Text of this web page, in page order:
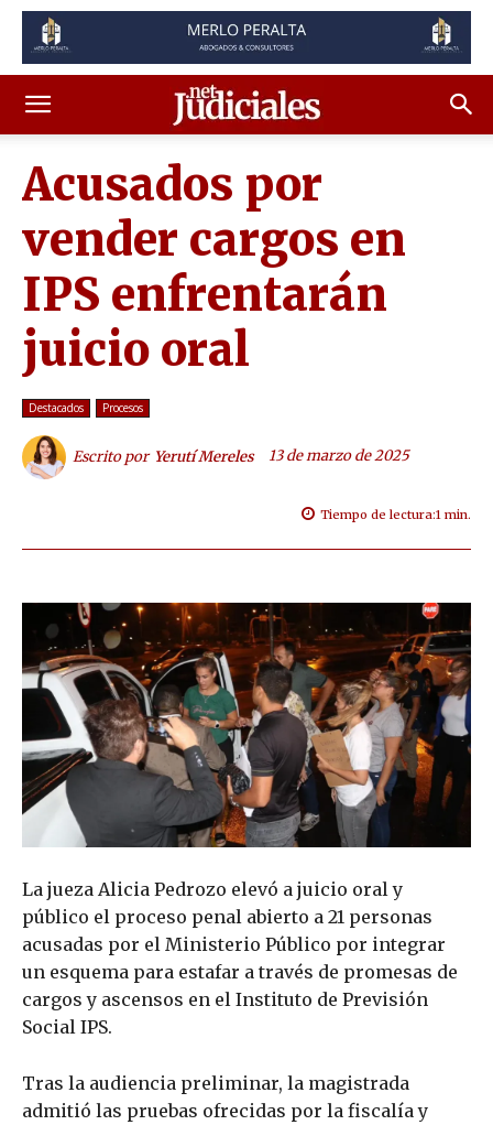
Acusados por
vender cargos en
IPS enfrentarán
juicio oral
Destacados Procesos
Escrito por Yerutí Mereles 13 de marzo de 2025
Tiempo de lectura:1 min.
La jueza Alicia Pedrozo elevó a juicio oral y
público el proceso penal abierto a 21 personas
acusadas por el Ministerio Público por integrar
un esquema para estafar a través de promesas de
cargos y ascensos en el Instituto de Previsión
Social IPS.
Tras la audiencia preliminar, la magistrada
admitió las pruebas ofrecidas por la fiscalía y